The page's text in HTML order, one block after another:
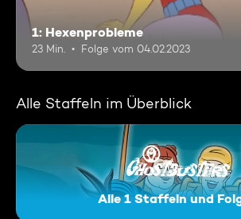
1: Hexenprobleme
23 Min. Folge vom 04.02.2023
Alle Staffeln im Überblick
Alle 1 Staffeln und